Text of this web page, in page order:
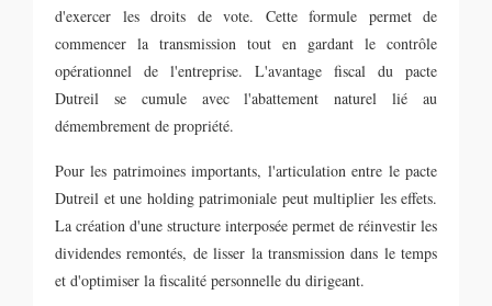
d'exercer les droits de vote. Cette formule permet de
commencer la transmission tout en gardant le contrôle
opérationnel de l'entreprise. L'avantage fiscal du pacte
Dutreil se cumule avec l'abattement naturel lié au
démembrement de propriété.
Pour les patrimoines importants, l'articulation entre le pacte
Dutreil et une holding patrimoniale peut multiplier les effets.
La création d'une structure interposée permet de réinvestir les
dividendes remontés, de lisser la transmission dans le temps
et d'optimiser la fiscalité personnelle du dirigeant.